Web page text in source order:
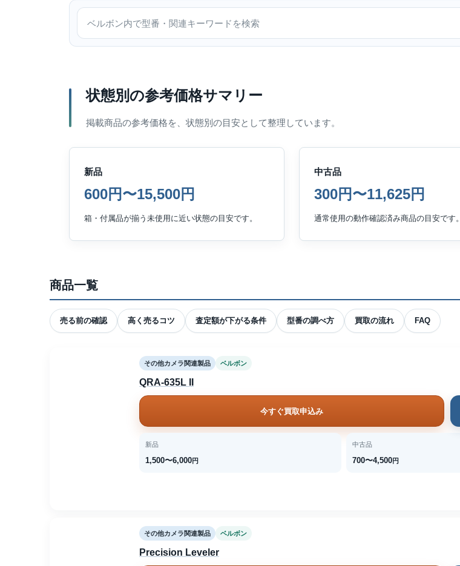
ベルボン内で検索
状態別の参考価格サマリー
掲載商品の参考価格を、状態別の目安として整理しています。
新品
600円〜15,500円
箱・付属品が揃う未使用に近い状態の目安です。
中古品
300円〜11,625円
通常使用の動作確認済み商品の目安です。
商品一覧
売る前の確認 高く売るコツ 査定額が下がる条件 型番の調べ方 買取の流れ FAQ
その他カメラ関連製品 ベルボン
QRA-635L II
今すぐ買取申込み
新品
1,500〜6,000円
中古品
700〜4,500円
その他カメラ関連製品 ベルボン
Precision Leveler